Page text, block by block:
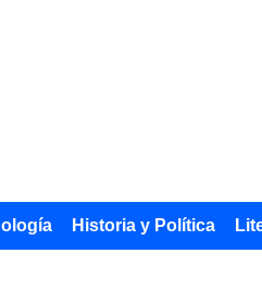
Historia y Política